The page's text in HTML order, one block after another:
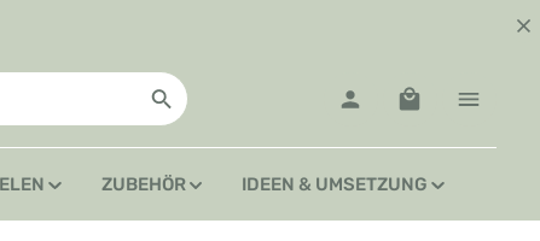
Warenkorb
ZUBEHÖR IDEEN & UMSETZUNG